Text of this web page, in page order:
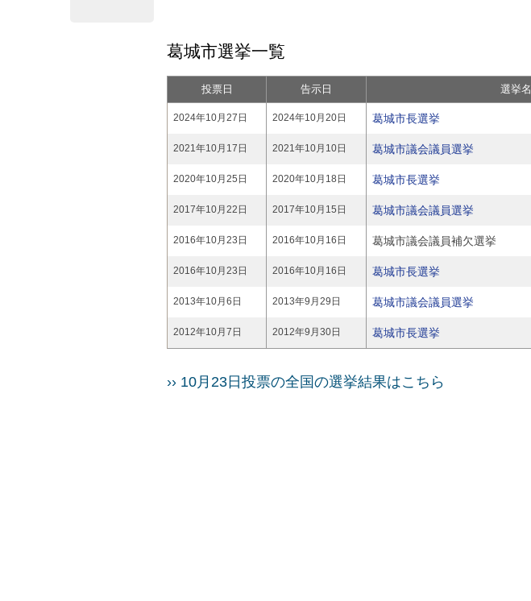
葛城市選挙一覧
投票日 告示日 選挙名
2024年10月27日 2024年10月20日 葛城市長選挙
2021年10月17日 2021年10月10日 葛城市議会議員選挙
2020年10月25日 2020年10月18日 葛城市長選挙
2017年10月22日 2017年10月15日 葛城市議会議員選挙
2016年10月23日 2016年10月16日 葛城市議会議員補欠選挙
2016年10月23日 2016年10月16日 葛城市長選挙
2013年10月6日 2013年9月29日 葛城市議会議員選挙
2012年10月7日 2012年9月30日 葛城市長選挙
›› 10月23日投票の全国の選挙結果はこちら